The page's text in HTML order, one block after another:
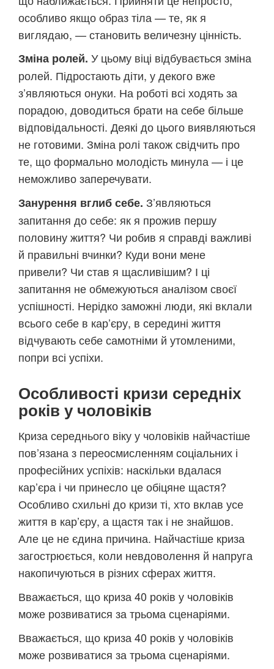
особливо якщо образ тіла — те, як я
виглядаю, — становить величезну цінність.
Зміна ролей. У цьому віці відбувається зміна
ролей. Підростають діти, у декого вже
з’являються онуки. На роботі всі ходять за
порадою, доводиться брати на себе більше
відповідальності. Деякі до цього виявляються
не готовими. Зміна ролі також свідчить про
те, що формально молодість минула — і це
неможливо заперечувати.
Занурення вглиб себе. З’являються
запитання до себе: як я прожив першу
половину життя? Чи робив я справді важливі
й правильні вчинки? Куди вони мене
привели? Чи став я щасливішим? І ці
запитання не обмежуються аналізом своєї
успішності. Нерідко заможні люди, які вклали
всього себе в кар’єру, в середині життя
відчувають себе самотніми й утомленими,
попри всі успіхи.
Особливості кризи середніх
років у чоловіків
Криза середнього віку у чоловіків найчастіше
пов’язана з переосмисленням соціальних і
професійних успіхів: наскільки вдалася
кар’єра і чи принесло це обіцяне щастя?
Особливо схильні до кризи ті, хто вклав усе
життя в кар’єру, а щастя так і не знайшов.
Але це не єдина причина. Найчастіше криза
загострюється, коли невдоволення й напруга
накопичуються в різних сферах життя.
Вважається, що криза 40 років у чоловіків
може розвиватися за трьома сценаріями.
Вважається, що криза 40 років у чоловіків
може розвиватися за трьома сценаріями.